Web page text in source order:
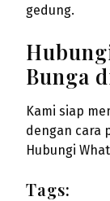
gedung.
Bunga
Kami siap
dengan cara
Hubungi
Tags: